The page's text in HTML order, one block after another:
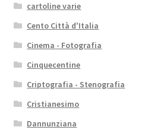
cartoline varie
Cento Città d'Italia
Cinema - Fotografia
Cinquecentine
Criptografia - Stenografia
Cristianesimo
Dannunziana